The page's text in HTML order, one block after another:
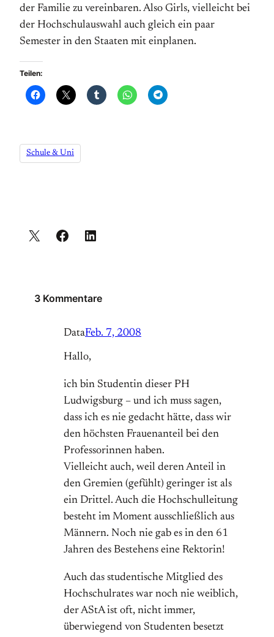
der Familie zu vereinbaren. Also Girls, vielleicht bei
der Hochschulauswahl auch gleich ein paar
Semester in den Staaten mit einplanen.
Teilen:
Schule & Uni
3 Kommentare
DataFeb. 7, 2008
Hallo,
ich bin Studentin dieser PH
Ludwigsburg – und ich muss sagen,
dass ich es nie gedacht hätte, dass wir
den höchsten Frauenanteil bei den
Professorinnen haben.
Vielleicht auch, weil deren Anteil in
den Gremien (gefühlt) geringer ist als
ein Drittel. Auch die Hochschulleitung
besteht im Moment ausschließlich aus
Männern. Noch nie gab es in den 61
Jahren des Bestehens eine Rektorin!
Auch das studentische Mitglied des
Hochschulrates war noch nie weiblich,
der AStA ist oft, nicht immer,
überwiegend von Studenten besetzt